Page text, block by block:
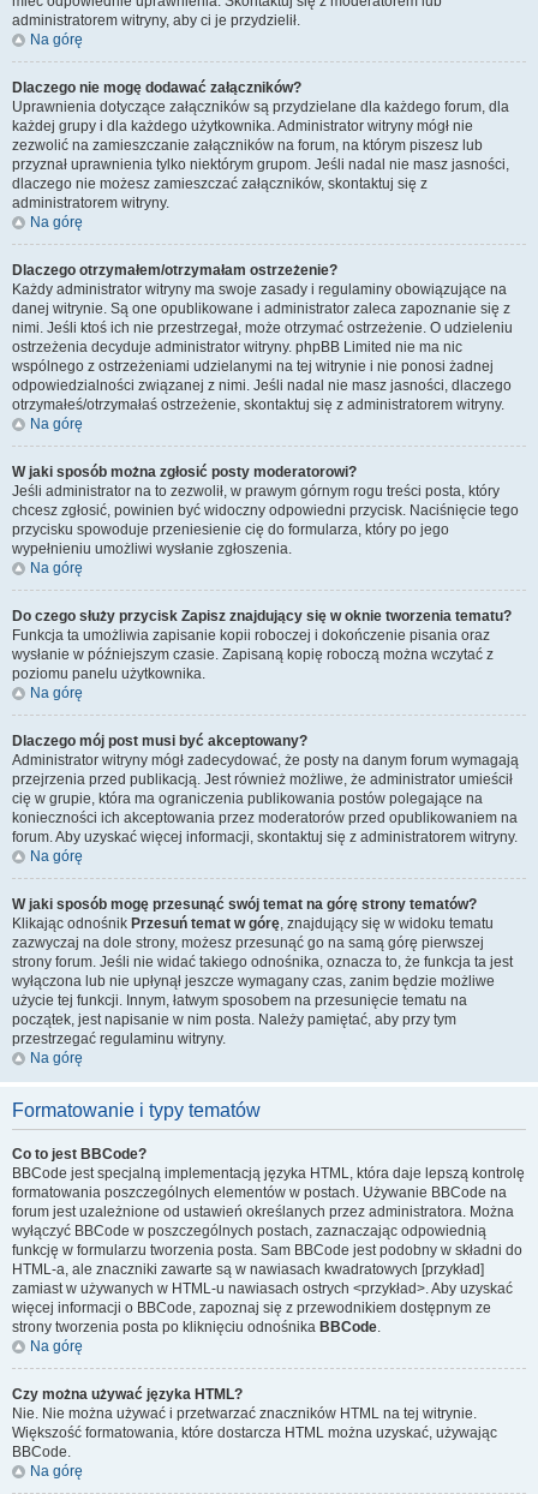
administratorem witryny, aby ci je przydzielił.
Na górę
Dlaczego nie mogę dodawać załączników?
Uprawnienia dotyczące załączników są przydzielane dla każdego forum, dla
każdej grupy i dla każdego użytkownika. Administrator witryny mógł nie
zezwolić na zamieszczanie załączników na forum, na którym piszesz lub
przyznał uprawnienia tylko niektórym grupom. Jeśli nadal nie masz jasności,
dlaczego nie możesz zamieszczać załączników, skontaktuj się z
administratorem witryny.
Na górę
Dlaczego otrzymałem/otrzymałam ostrzeżenie?
Każdy administrator witryny ma swoje zasady i regulaminy obowiązujące na
danej witrynie. Są one opublikowane i administrator zaleca zapoznanie się z
nimi. Jeśli ktoś ich nie przestrzegał, może otrzymać ostrzeżenie. O udzieleniu
ostrzeżenia decyduje administrator witryny. phpBB Limited nie ma nic
wspólnego z ostrzeżeniami udzielanymi na tej witrynie i nie ponosi żadnej
odpowiedzialności związanej z nimi. Jeśli nadal nie masz jasności, dlaczego
otrzymałeś/otrzymałaś ostrzeżenie, skontaktuj się z administratorem witryny.
Na górę
W jaki sposób można zgłosić posty moderatorowi?
Jeśli administrator na to zezwolił, w prawym górnym rogu treści posta, który
chcesz zgłosić, powinien być widoczny odpowiedni przycisk. Naciśnięcie tego
przycisku spowoduje przeniesienie cię do formularza, który po jego
wypełnieniu umożliwi wysłanie zgłoszenia.
Na górę
Do czego służy przycisk Zapisz znajdujący się w oknie tworzenia tematu?
Funkcja ta umożliwia zapisanie kopii roboczej i dokończenie pisania oraz
wysłanie w późniejszym czasie. Zapisaną kopię roboczą można wczytać z
poziomu panelu użytkownika.
Na górę
Dlaczego mój post musi być akceptowany?
Administrator witryny mógł zadecydować, że posty na danym forum wymagają
przejrzenia przed publikacją. Jest również możliwe, że administrator umieścił
cię w grupie, która ma ograniczenia publikowania postów polegające na
konieczności ich akceptowania przez moderatorów przed opublikowaniem na
forum. Aby uzyskać więcej informacji, skontaktuj się z administratorem witryny.
Na górę
W jaki sposób mogę przesunąć swój temat na górę strony tematów?
Klikając odnośnik Przesuń temat w górę, znajdujący się w widoku tematu
zazwyczaj na dole strony, możesz przesunąć go na samą górę pierwszej
strony forum. Jeśli nie widać takiego odnośnika, oznacza to, że funkcja ta jest
wyłączona lub nie upłynął jeszcze wymagany czas, zanim będzie możliwe
użycie tej funkcji. Innym, łatwym sposobem na przesunięcie tematu na
początek, jest napisanie w nim posta. Należy pamiętać, aby przy tym
przestrzegać regulaminu witryny.
Na górę
Formatowanie i typy tematów
Co to jest BBCode?
BBCode jest specjalną implementacją języka HTML, która daje lepszą kontrolę
formatowania poszczególnych elementów w postach. Używanie BBCode na
forum jest uzależnione od ustawień określanych przez administratora. Można
wyłączyć BBCode w poszczególnych postach, zaznaczając odpowiednią
funkcję w formularzu tworzenia posta. Sam BBCode jest podobny w składni do
HTML-a, ale znaczniki zawarte są w nawiasach kwadratowych [przykład]
zamiast w używanych w HTML-u nawiasach ostrych <przykład>. Aby uzyskać
więcej informacji o BBCode, zapoznaj się z przewodnikiem dostępnym ze
strony tworzenia posta po kliknięciu odnośnika BBCode.
Na górę
Czy można używać języka HTML?
Nie. Nie można używać i przetwarzać znaczników HTML na tej witrynie.
Większość formatowania, które dostarcza HTML można uzyskać, używając
BBCode.
Na górę